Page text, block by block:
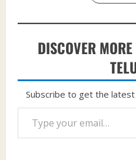
DISCOVER
Subscribe to get the
Type your email…